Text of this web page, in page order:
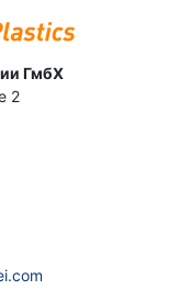
сочетают в себе
от 50 до 240 т.
в себе
новые стандарты с
гидравлика
тяги
ГмбХ
2